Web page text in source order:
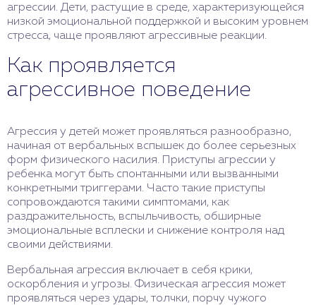
агрессии. Дети, растущие в среде, характеризующейся
низкой эмоциональной поддержкой и высоким уровнем
стресса, чаще проявляют агрессивные реакции.
Как проявляется
агрессивное поведение
Агрессия у детей может проявляться разнообразно,
начиная от вербальных вспышек до более серьезных
форм физического насилия. Приступы агрессии у
ребенка могут быть спонтанными или вызванными
конкретными триггерами. Часто такие приступы
сопровождаются такими симптомами, как
раздражительность, вспыльчивость, обширные
эмоциональные всплески и снижение контроля над
своими действиями.
Вербальная агрессия включает в себя крики,
оскорбления и угрозы. Физическая агрессия может
проявляться через удары, толчки, порчу чужого